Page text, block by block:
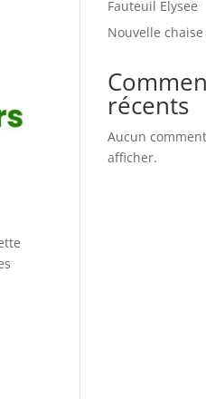
Fauteuil Elysee
Nouvelle chaise
récents
Aucun
afficher.